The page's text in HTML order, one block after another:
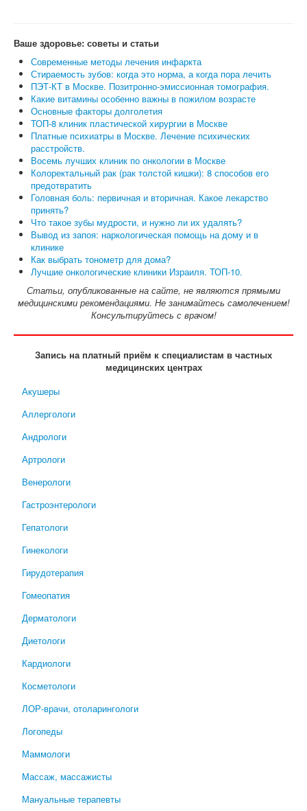
Ваше здоровье: советы и статьи
Современные методы лечения инфаркта
Стираемость зубов: когда это норма, а когда пора лечить
ПЭТ-КТ в Москве. Позитронно-эмиссионная томография.
Какие витамины особенно важны в пожилом возрасте
Основные факторы долголетия
ТОП-8 клиник пластической хирургии в Москве
Платные психиатры в Москве. Лечение психических
расстройств.
Восемь лучших клиник по онкологии в Москве
Колоректальный рак (рак толстой кишки): 8 способов его
предотвратить
Головная боль: первичная и вторичная. Какое лекарство
принять?
Что такое зубы мудрости, и нужно ли их удалять?
Вывод из запоя: наркологическая помощь на дому и в
клинике
Как выбрать тонометр для дома?
Лучшие онкологические клиники Израиля. ТОП-10.
Статьи, опубликованные на сайте, не являются прямыми
медицинскими рекомендациями. Не занимайтесь самолечением!
Консультируйтесь с врачом!
Запись на платный приём к специалистам в частных
медицинских центрах
Акушеры
Аллергологи
Андрологи
Артрологи
Венерологи
Гастроэнтерологи
Гепатологи
Гинекологи
Гирудотерапия
Гомеопатия
Дерматологи
Диетологи
Кардиологи
Косметологи
ЛОР-врачи, отоларингологи
Логопеды
Маммологи
Массаж, массажисты
Мануальные терапевты